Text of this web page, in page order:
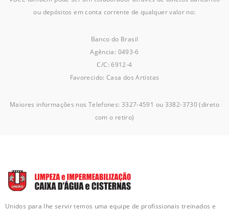
ou depósitos em conta corrente de qualquer valor no:
Banco do Brasil
Agência: 0493-6
C/C: 6912-4
Favorecido: Casa dos Artistas
Maiores informações nos Telefones: 3327-4591 ou 3382-3730 (direto
com o retiro)
Unidos para lhe servir temos uma equipe de profissionais treinados e